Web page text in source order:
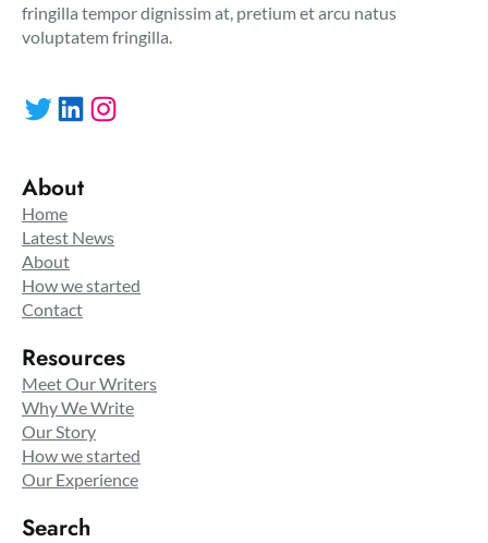
fringilla tempor dignissim at, pretium et arcu natus
voluptatem fringilla.
Twitter LinkedIn Instagram
About
Home
Latest News
About
How we started
Contact
Resources
Meet Our Writers
Why We Write
Our Story
How we started
Our Experience
Search